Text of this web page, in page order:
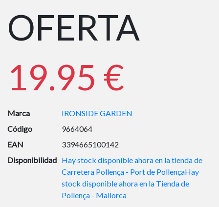
OFERTA
19.95 €
Marca
IRONSIDE GARDEN
Código
9664064
EAN
3394665100142
Disponibilidad Hay stock disponible ahora en la tienda de
Carretera Pollença - Port de PollençaHay
stock disponible ahora en la Tienda de
Pollença - Mallorca